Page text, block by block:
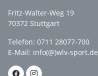
Fritz-Walter-Weg 19
70372 Stuttgart
Telefon: 0711 28077-700
E-Mail: info(@)wlv-sport.de